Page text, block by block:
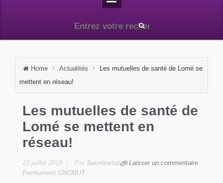
Home Actualités
Les mutuelles de santé de Lomé se
mettent en réseau!
Les mutuelles de santé de
Lomé se mettent en
réseau!
22 juillet 2019 Laisser un commentaire
Par Secrétariat
Permanent CNCMUT